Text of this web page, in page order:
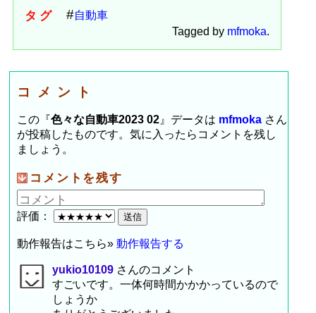
タグ
自動車
Tagged by mfmoka.
コメント
この『色々な自動車2023 02 』データは mfmoka さん
が投稿したものです。気に入ったらコメントを残し
ましょう。
コメントを残す
評価：
動作報告はこちら»動作報告する
yukio10109 さんのコメント
すごいです。一体何時間かかかっているので
しょうか